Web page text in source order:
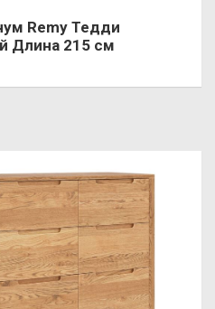
Remy Тедди
Длина 215 см